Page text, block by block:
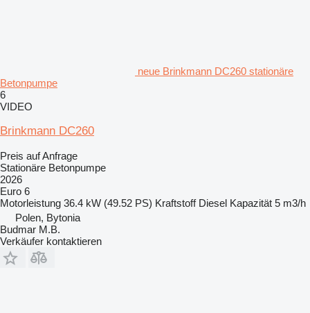
neue Brinkmann DC260 stationäre
Betonpumpe
6
VIDEO
Brinkmann DC260
Preis auf Anfrage
Stationäre Betonpumpe
2026
Euro 6
Motorleistung 36.4 kW (49.52 PS) Kraftstoff Diesel Kapazität 5 m3/h
Polen, Bytonia
Budmar M.B.
Verkäufer kontaktieren